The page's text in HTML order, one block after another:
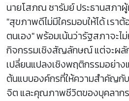
นายโสภณ ซารัมย์ ประธานสภา
"สุขภาพดีไม่มีใครมอบให้ได้ เรา
ตนเอง" พร้อมเน้นว่ารัฐสภาจะ
กิจกรรมเชิงสัญลักษณ์ แต่จะผลั
เปลี่ยนแปลงเชิงพฤติกรรมอย่า
ต้นแบบองค์กรที่ให้ความสำคัญ
จิต และคุณภาพชีวิตของบุคลาก